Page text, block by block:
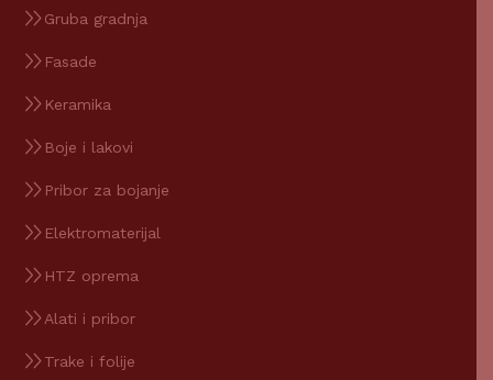
Gruba gradnja
Fasade
Keramika
Boje i lakovi
Pribor za bojanje
Elektromaterijal
HTZ oprema
Alati i pribor
Trake i folije